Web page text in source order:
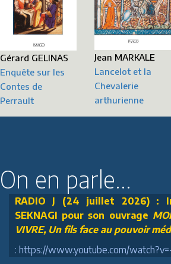
Gérard GELINAS
Enquête sur les
Contes de
Perrault
Jean MARKALE
Lancelot et la
Chevalerie
arthurienne
On en parle...
RADIO J (24 juillet 2026) :
SEKNAGI pour son ouvrage
VIVRE, Un fils face au pouvoir
: https://www.youtube.com/